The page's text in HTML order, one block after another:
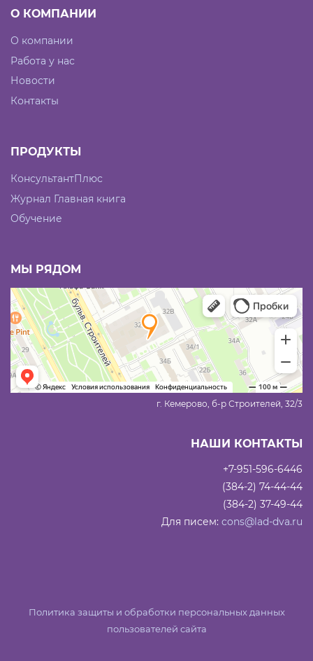
О КОМПАНИИ
О компании
Работа у нас
Новости
Контакты
ПРОДУКТЫ
КонсультантПлюс
Журнал Главная книга
Обучение
МЫ РЯДОМ
г. Кемерово, б-р Строителей, 32/3
НАШИ КОНТАКТЫ
+7-951-596-6446
(384-2) 74-44-44
(384-2) 37-49-44
Для писем: cons@lad-dva.ru
Политика защиты и обработки персональных данных
пользователей сайта